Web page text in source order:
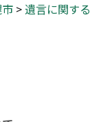
>遺言に関する